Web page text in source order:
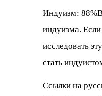
Индуизм:
индуизма.
исследовать
стать
Ссылки на